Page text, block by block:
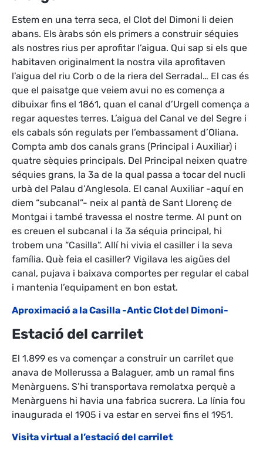
Estem en una terra seca, el Clot del Dimoni li deien
abans. Els àrabs són els primers a construir séquies
als nostres rius per aprofitar l’aigua. Qui sap si els que
habitaven originalment la nostra vila aprofitaven
l’aigua del riu Corb o de la riera del Serradal… El cas és
que el paisatge que veiem avui no es comença a
dibuixar fins el 1861, quan el canal d’Urgell comença a
regar aquestes terres. L’aigua del Canal ve del Segre i
els cabals són regulats per l’embassament d’Oliana.
Compta amb dos canals grans (Principal i Auxiliar) i
quatre sèquies principals. Del Principal neixen quatre
séquies grans, la 3a de la qual passa a tocar del nucli
urbà del Palau d’Anglesola. El canal Auxiliar -aquí en
diem “subcanal”- neix al pantà de Sant Llorenç de
Montgai i també travessa el nostre terme. Al punt on
es creuen el subcanal i la 3a séquia principal, hi
trobem una “Casilla”. Allí hi vivia el casiller i la seva
família. Què feia el casiller? Vigilava les aigües del
canal, pujava i baixava comportes per regular el cabal
i mantenia l’equipament en bon estat.
Aproximació a la Casilla -Antic Clot del Dimoni-
Estació del carrilet
El 1.899 es va començar a construir un carrilet que
anava de Mollerussa a Balaguer, amb un ramal fins
Menàrguens. S’hi transportava remolatxa perquè a
Menàrguens hi havia una fabrica sucrera. La línia fou
inaugurada el 1905 i va estar en servei fins el 1951.
Visita virtual a l’estació del carrilet